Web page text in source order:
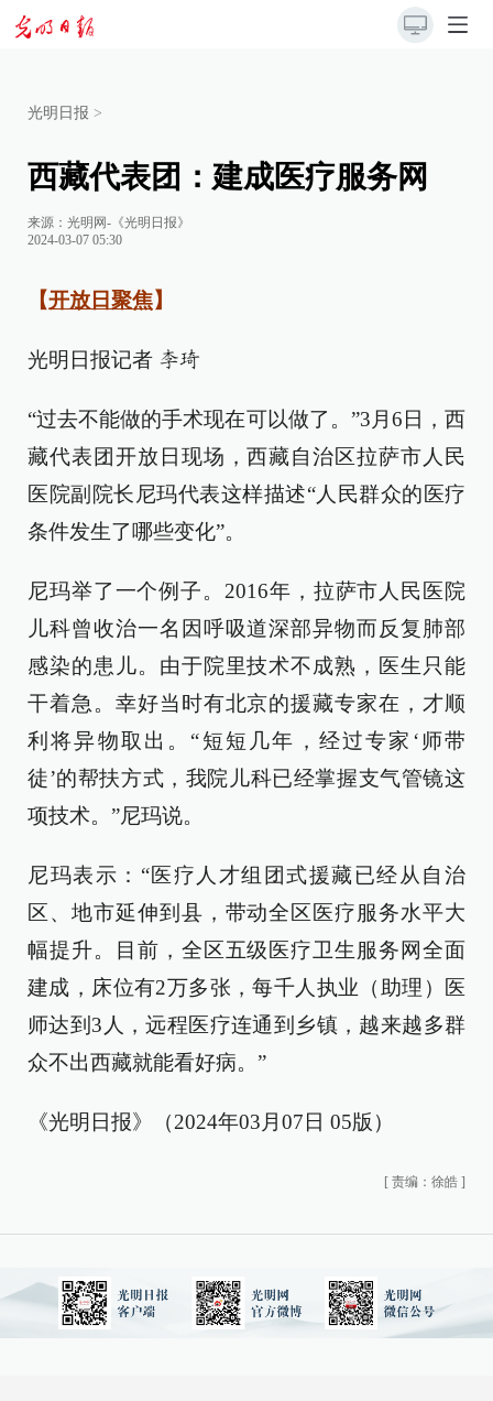
光明日报 >
西藏代表团：建成医疗服务网
来源： 光明网-《光明日报》
2024-03-07 05:30
【开放日聚焦】
光明日报记者 李琦
“过去不能做的手术现在可以做了。”3月6日，西
藏代表团开放日现场，西藏自治区拉萨市人民
医院副院长尼玛代表这样描述“人民群众的医疗
条件发生了哪些变化”。
尼玛举了一个例子。2016年，拉萨市人民医院
儿科曾收治一名因呼吸道深部异物而反复肺部
感染的患儿。由于院里技术不成熟，医生只能
干着急。幸好当时有北京的援藏专家在，才顺
利将异物取出。“短短几年，经过专家‘师带
徒’的帮扶方式，我院儿科已经掌握支气管镜这
项技术。”尼玛说。
尼玛表示：“医疗人才组团式援藏已经从自治
区、地市延伸到县，带动全区医疗服务水平大
幅提升。目前，全区五级医疗卫生服务网全面
建成，床位有2万多张，每千人执业（助理）医
师达到3人，远程医疗连通到乡镇，越来越多群
众不出西藏就能看好病。”
《光明日报》（2024年03月07日 05版）
[ 责编：徐皓 ]